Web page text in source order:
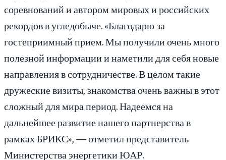
соревнований и автором мировых и российских
рекордов в угледобыче. «Благодарю за
гостеприимный прием. Мы получили очень много
полезной информации и наметили для себя новые
направления в сотрудничестве. В целом такие
дружеские визиты, знакомства очень важны в этот
сложный для мира период. Надеемся на
дальнейшее развитие нашего партнерства в
рамках БРИКС», — отметил представитель
Министерства энергетики ЮАР.